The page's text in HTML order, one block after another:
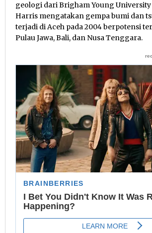
geologi dari Brigham Young
Harris mengatakan gempa bumi dan
terjadi di Aceh pada 2004 berpotensi
Pulau Jawa, Bali, dan Nusa Tenggara.